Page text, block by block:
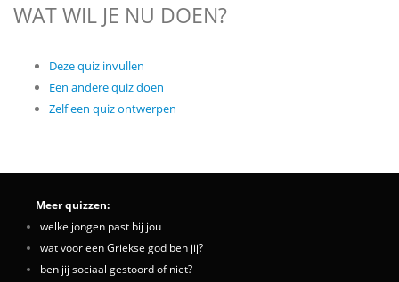
WAT WIL JE NU DOEN?
Deze quiz invullen
Een andere quiz doen
Zelf een quiz ontwerpen
Meer quizzen:
welke jongen past bij jou
wat voor een Griekse god ben jij?
ben jij sociaal gestoord of niet?